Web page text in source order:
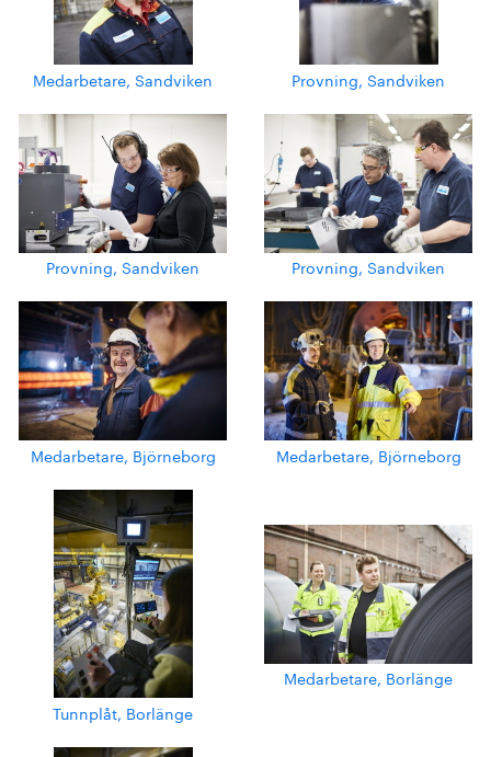
Medarbetare, Sandviken Provning, Sandviken
Provning, Sandviken Provning, Sandviken
Medarbetare, Björneborg Medarbetare, Björneborg
Tunnplåt, Borlänge
Medarbetare, Borlänge